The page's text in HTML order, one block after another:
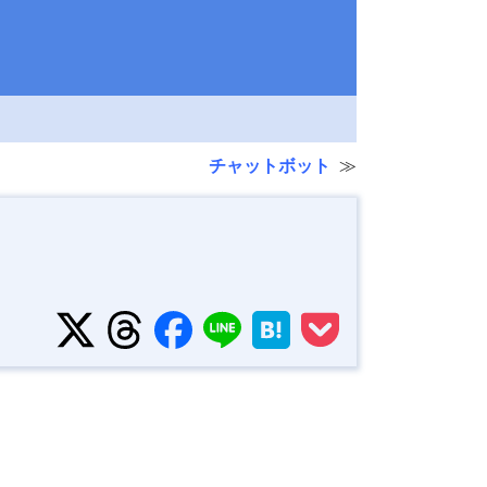
チャットボット